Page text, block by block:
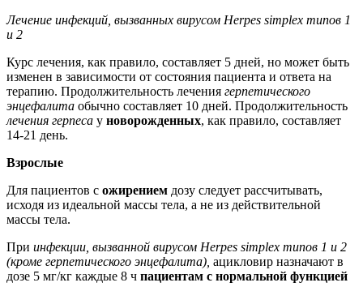
Лечение инфекций, вызванных вирусом Herpes simplex типов 1
и 2
Курс лечения, как правило, составляет 5 дней, но может быть
изменен в зависимости от состояния пациента и ответа на
терапию. Продолжительность лечения герпетического
энцефалита обычно составляет 10 дней. Продолжительность
лечения герпеса у новорожденных, как правило, составляет
14-21 день.
Взрослые
Для пациентов с ожирением дозу следует рассчитывать,
исходя из идеальной массы тела, а не из действительной
массы тела.
При инфекции, вызванной вирусом Herpes simplex типов 1 и 2
(кроме герпетического энцефалита), ацикловир назначают в
дозе 5 мг/кг каждые 8 ч пациентам с нормальной функцией